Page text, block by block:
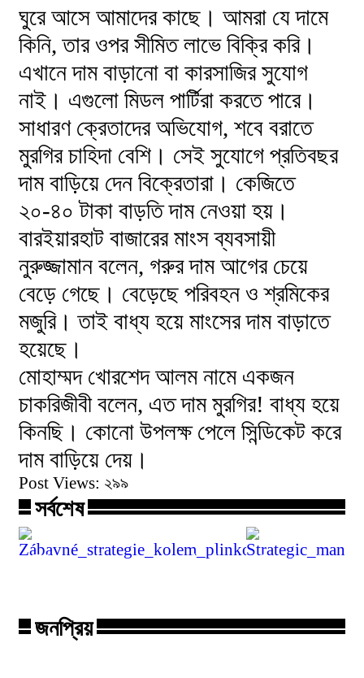
ঘুরে আসে আমাদের কাছে। আমরা যে দামে
কিনি, তার ওপর সীমিত লাভে বিক্রি করি।
এখানে দাম বাড়ানো বা কারসাজির সুযোগ
নাই। এগুলো মিডল পার্টিরা করতে পারে।
সাধারণ ক্রেতাদের অভিযোগ, শবে বরাতে
মুরগির চাহিদা বেশি। সেই সুযোগে প্রতিবছর
দাম বাড়িয়ে দেন বিক্রেতারা। কেজিতে
২০-৪০ টাকা বাড়তি দাম নেওয়া হয়।
বারইয়ারহাট বাজারের মাংস ব্যবসায়ী
নুরুজ্জামান বলেন, গরুর দাম আগের চেয়ে
বেড়ে গেছে। বেড়েছে পরিবহন ও শ্রমিকের
মজুরি। তাই বাধ্য হয়ে মাংসের দাম বাড়াতে
হয়েছে।
মোহাম্মদ খোরশেদ আলম নামে একজন
চাকরিজীবী বলেন, এত দাম মুরগির! বাধ্য হয়ে
কিনছি। কোনো উপলক্ষ পেলে সিন্ডিকেট করে
দাম বাড়িয়ে দেয়।
Post Views: ২৯৯
সর্বশেষ
জনপ্রিয়